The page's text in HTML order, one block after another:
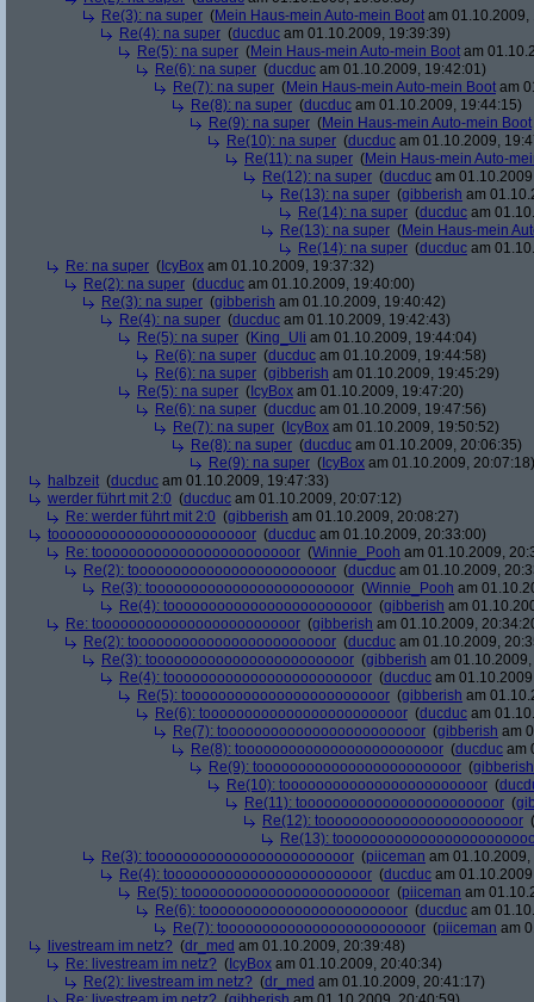
Re(3): na super (Mein Haus-mein Auto-mein Boot am 01.10.2009,
Re(4): na super (ducduc am 01.10.2009, 19:39:39)
Re(5): na super (Mein Haus-mein Auto-mein Boot am
Re(6): na super (ducduc am 01.10.2009, 19:42:01)
Re(7): na super (Mein Haus-mein Auto-mein Boot am
Re(8): na super (ducduc am 01.10.2009, 19:44:15)
Re(9): na super (Mein Haus-mein Auto-mein Boot
Re(10): na super (ducduc am 01.10.2009,
Re(11): na super (Mein Haus-mein Auto-
Re(12): na super (ducduc am
Re(13): na super (gibberish am
Re(14): na super (ducduc am
Re(13): na super (Mein Haus-mein
Re(14): na super (ducduc am
Re: na super ( IcyBox am 01.10.2009, 19:37:32)
Re(2): na super (ducduc am 01.10.2009, 19:40:00)
Re(3): na super (gibberish am 01.10.2009, 19:40:42)
Re(4): na super (ducduc am 01.10.2009, 19:42:43)
Re(5): na super (King_Uli am 01.10.2009, 19:44:04)
Re(6): na super (ducduc am 01.10.2009, 19:44:58)
Re(6): na super (gibberish am 01.10.2009, 19:45:29)
Re(5): na super ( IcyBox am 01.10.2009, 19:47:20)
Re(6): na super (ducduc am 01.10.2009, 19:47:56)
Re(7): na super ( IcyBox am 01.10.2009, 19:50:52)
Re(8): na super (ducduc am 01.10.2009, 20:06:35)
Re(9): na super ( IcyBox am 01.10.2009, 20:07:18)
halbzeit (ducduc am 01.10.2009, 19:47:33)
werder führt mit 2:0 (ducduc am 01.10.2009, 20:07:12)
Re: werder führt mit 2:0 (gibberish am 01.10.2009, 20:08:27)
toooooooooooooooooooooooor (ducduc am 01.10.2009, 20:33:00)
Re: toooooooooooooooooooooooor (Winnie_Pooh am 01.10.2009,
Re(2): toooooooooooooooooooooooor (ducduc am 01.10.2009,
Re(3): toooooooooooooooooooooooor (Winnie_Pooh am
Re(4): toooooooooooooooooooooooor (gibberish am
Re: toooooooooooooooooooooooor (gibberish am 01.10.2009,
Re(2): toooooooooooooooooooooooor (ducduc am 01.10.2009,
Re(3): toooooooooooooooooooooooor (gibberish am
Re(4): toooooooooooooooooooooooor (ducduc am
Re(5): toooooooooooooooooooooooor (gibberish am
Re(6): toooooooooooooooooooooooor (ducduc am
Re(7): toooooooooooooooooooooooor (gibberish am
Re(8): toooooooooooooooooooooooor (ducduc am
Re(9): toooooooooooooooooooooooor (gibberish
Re(10): toooooooooooooooooooooooor (
Re(11): toooooooooooooooooooooooor (
Re(12): toooooooooooooooooooooooor (
Re(13):
Re(3): toooooooooooooooooooooooor (piiceman am
Re(4): toooooooooooooooooooooooor (ducduc am
Re(5): toooooooooooooooooooooooor (piiceman am
Re(6): toooooooooooooooooooooooor (ducduc am
Re(7): toooooooooooooooooooooooor (piiceman am
livestream im netz? (dr_med am 01.10.2009, 20:39:48)
Re: livestream im netz? ( IcyBox am 01.10.2009, 20:40:34)
Re(2): livestream im netz? (dr_med am 01.10.2009, 20:41:17)